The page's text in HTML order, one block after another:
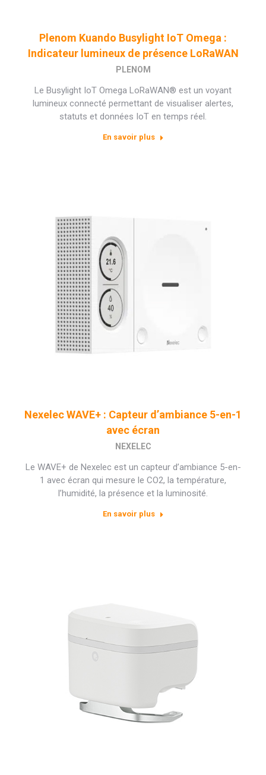
Plenom Kuando Busylight IoT Omega :
Indicateur lumineux de présence LoRaWAN
PLENOM
Le Busylight IoT Omega LoRaWAN® est un voyant
lumineux connecté permettant de visualiser alertes,
statuts et données IoT en temps réel.
En savoir plus
Nexelec WAVE+ : Capteur d’ambiance 5-en-1
avec écran
NEXELEC
Le WAVE+ de Nexelec est un capteur d’ambiance 5-en-
1 avec écran qui mesure le CO2, la température,
l’humidité, la présence et la luminosité.
En savoir plus